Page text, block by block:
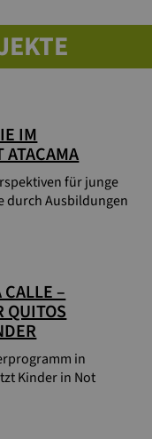
IM
für junge
durch Ausbildungen
CALLE –
QUITOS
in
Kinder in Not